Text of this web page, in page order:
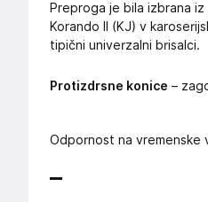
Preproga je bila izbrana
Korando II (KJ) v
tipični univerzalni brisalci.
Protizdrsne konice –
Odpornost na vremenske
–